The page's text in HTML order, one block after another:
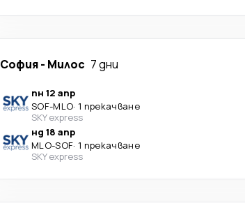
София- Милос 7 дни
пн 12 апр
SOF-MLO· 1 прекачване
SKY express
нд 18 апр
MLO-SOF· 1 прекачване
SKY express